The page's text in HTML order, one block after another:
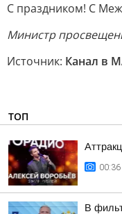
С праздником! С
Министр
Источник: Канал в
ТОП
00:36
В